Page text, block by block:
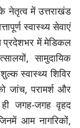
नेतृत्व में उत्तराखंड
स्वास्थ्य सेवाएं
प्रदेशभर में मेडिकल
सामुदायिक
स्वास्थ्य शिविर
जांच, परामर्श और
जगह-जगह वृहद
आम नागरिकों,